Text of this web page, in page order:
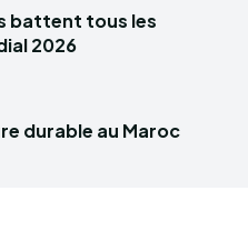
battent tous les
2026
durable au Maroc